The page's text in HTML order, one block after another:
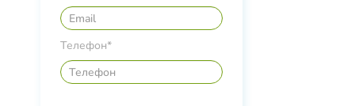
Телефон*